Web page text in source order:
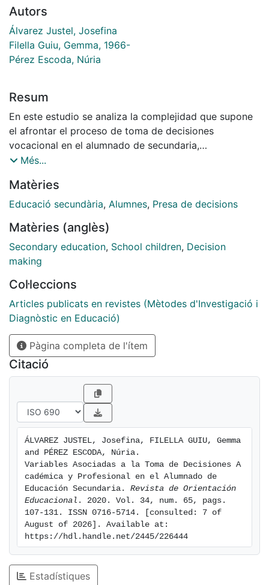
Autors
Álvarez Justel, Josefina
Filella Guiu, Gemma, 1966-
Pérez Escoda, Núria
Resum
En este estudio se analiza la complejidad que supone
el afrontar el proceso de toma de decisiones
vocacional en el alumnado de secundaria,
concretamente en 4º de educación secundaria
analizar la importancia de las dimensiones emocional,
cognitiva y social de la toma de decisiones, estilos de
autoconfianza y conducta exploratoria con el género,
curso académico, tipo de centro y nivel educativo de
la familia; la relación entre estas variables y su relación
519 sujetos de 4º de ESO y de 2º de Bachillerato de
cuatro centros de la Provincia de Barcelona (2
públicos y 2 concertados). Para ello, se aplicaron 6
escalas para medir las variables objeto de estudio. Los
resultados obtenidos confirman que, en los procesos
de toma de decisiones, influyen, de forma significativa,
las variables género, curso académico, tipo de centro,
nivel educativo de la familia, dimensiones: emocional,
cognitiva y social de la toma de decisiones, estilos de
decisión vocacional, autoestima, estrés, autoconfianza
y conducta exploratoria. Al mismo tiempo se
comprueba que cada una de estas variables guarda
una estrecha relación con la toma de decisiones y una
relación moderada entre ellas. Estos resultados ponen
de manifiesto la necesidad de elaborar programas
para la mejora de la toma de decisiones vocacional,
desde las dimensiones emocional, cognitiva y social.
Més...
Matèries
Educació secundària, Alumnes, Presa de decisions
Matèries (anglès)
Secondary education, School children, Decision
making
Col·leccions
Articles publicats en revistes (Mètodes d'Investigació i
Diagnòstic en Educació)
Pàgina completa de l'ítem
Citació
ÁLVAREZ JUSTEL, Josefina, FILELLA GUIU, Gemma
and PÉREZ ESCODA, Núria.
Variables Asociadas a la Toma de Decisiones A
cadémica y Profesional en el Alumnado de
Educación Secundaria. Revista de Orientación
Educacional . 2020. Vol. 34, num. 65, pags.
107-131. ISSN 0716-5714. [consulted: 7 of
August of 2026]. Available at:
https://hdl.handle.net/2445/226444
Estadístiques